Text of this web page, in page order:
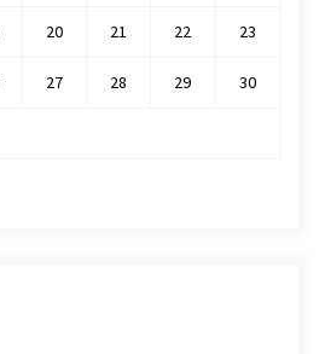
20 21 22 23
27 28 29 30